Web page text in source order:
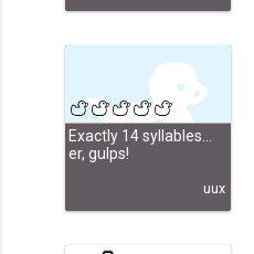
Exactly 14 syllables...
er, gulps!
uux